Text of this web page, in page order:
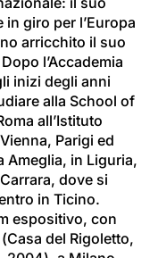
giro per l’Europa
arricchito il suo
l’Accademia
inizi degli anni
alla School of
all’Istituto
Parigi ed
Ameglia, in Liguria,
dove si
in Ticino.
espositivo, con
del Rigoletto,